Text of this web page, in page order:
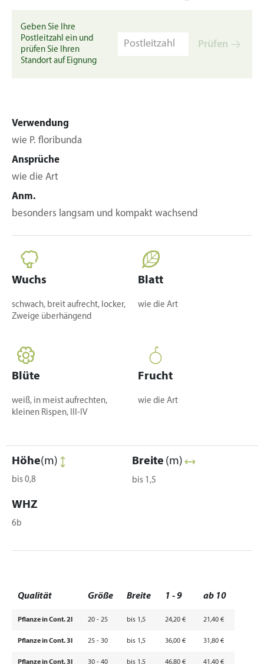
Geben Sie Ihre
Postleitzahl ein und
prüfen Sie Ihren
Standort auf Eignung
Prüfen
Verwendung
wie P. floribunda
Ansprüche
wie die Art
Anm.
besonders langsam und kompakt wachsend
Wuchs
schwach, breit aufrecht, locker,
Zweige überhängend
Blatt
wie die Art
Blüte
weiß, in meist aufrechten,
kleinen Rispen, III-IV
Frucht
wie die Art
Höhe(m)
bis 0,8
Breite (m)
bis 1,5
WHZ
6b
Qualität Größe Breite 1 - 9 ab 10
Pflanze in Cont. 2l 20 - 25 bis 1,5 24,20 € 21,40 €
Pflanze in Cont. 3l 25 - 30 bis 1,5 36,00 € 31,80 €
Pflanze in Cont. 3l 30 - 40 bis 1,5 46,80 € 41,40 €